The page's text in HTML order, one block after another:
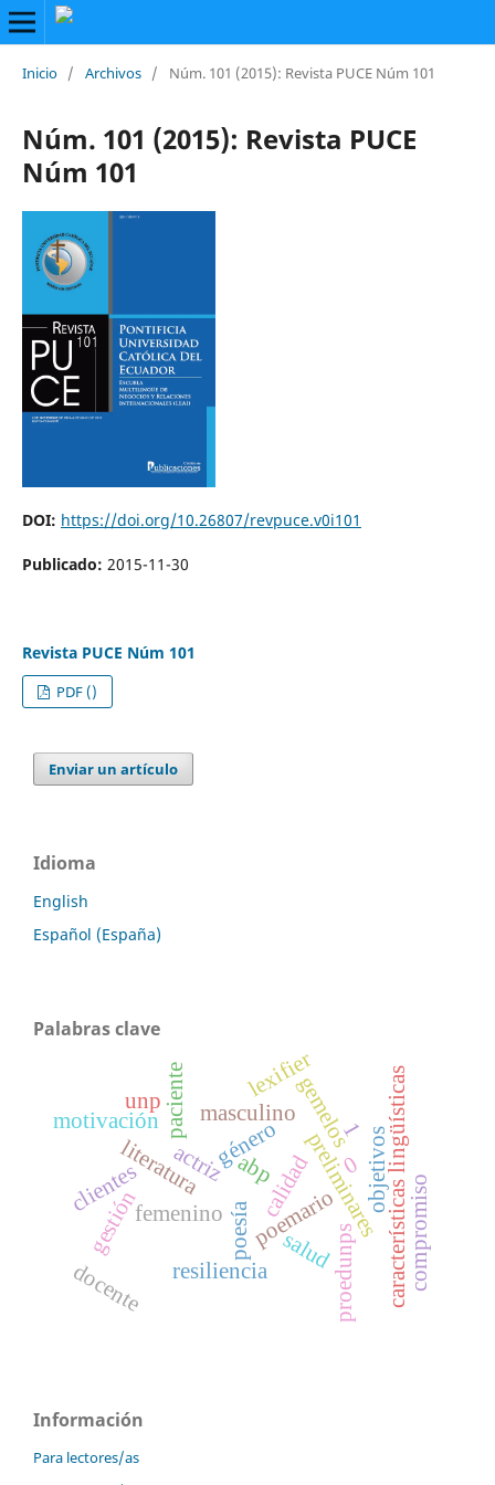
Inicio / Archivos / Núm. 101 (2015): Revista PUCE Núm 101
Núm. 101 (2015): Revista PUCE
Núm 101
DOI: https://doi.org/10.26807/revpuce.v0i101
Publicado: 2015-11-30
Revista PUCE Núm 101
PDF ()
Enviar un artículo
Idioma
English
Español (España)
Palabras clave
preliminares
poesía
literatura
poemario características lingüísticas
género
actriz
masculino
femenino
0
calidad
salud
paciente
gestión
abp
gemelos
resiliencia
1
motivación
compromiso
docente proedunps
unp
clientes objetivos
lexifier
Información
Para lectores/as